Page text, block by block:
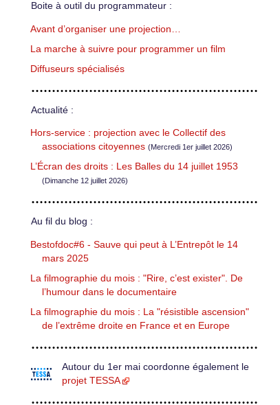
Boite à outil du programmateur :
Avant d’organiser une projection…
La marche à suivre pour programmer un film
Diffuseurs spécialisés
Actualité :
Hors-service : projection avec le Collectif des
associations citoyennes (Mercredi 1er juillet 2026)
L’Écran des droits : Les Balles du 14 juillet 1953
(Dimanche 12 juillet 2026)
Au fil du blog :
Bestofdoc#6 - Sauve qui peut à L’Entrepôt le 14
mars 2025
La filmographie du mois : "Rire, c’est exister". De
l’humour dans le documentaire
La filmographie du mois : La "résistible ascension"
de l’extrême droite en France et en Europe
Autour du 1er mai coordonne également le
projet TESSA